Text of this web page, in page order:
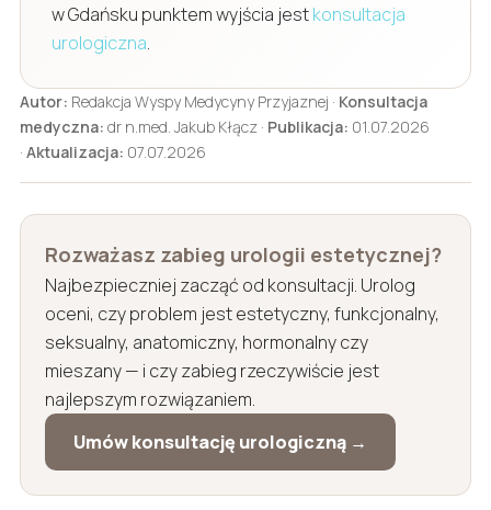
w Gdańsku punktem wyjścia jestkonsultacja
urologiczna.
Autor: Redakcja Wyspy Medycyny Przyjaznej · Konsultacja
medyczna: dr n.med. Jakub Kłącz · Publikacja: 01.07.2026
· Aktualizacja: 07.07.2026
Rozważasz zabieg urologii estetycznej?
Najbezpieczniej zacząć od konsultacji. Urolog
oceni, czy problem jest estetyczny, funkcjonalny,
seksualny, anatomiczny, hormonalny czy
mieszany — i czy zabieg rzeczywiście jest
najlepszym rozwiązaniem.
Umów konsultację urologiczną →